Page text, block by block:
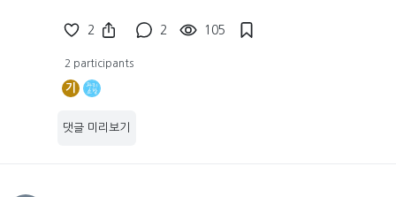
2 2 105
2 participants
기
댓글 미리보기